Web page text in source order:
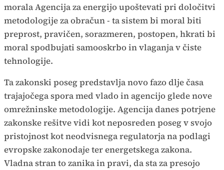
morala Agencija za energijo upoštevati pri določitvi
metodologije za obračun - ta sistem bi moral biti
preprost, pravičen, sorazmeren, postopen, hkrati bi
moral spodbujati samooskrbo in vlaganja v čiste
tehnologije.
Ta zakonski poseg predstavlja novo fazo dlje časa
trajajočega spora med vlado in agencijo glede nove
omrežninske metodologije. Agencija danes potrjene
zakonske rešitve vidi kot neposreden poseg v svojo
pristojnost kot neodvisnega regulatorja na podlagi
evropske zakonodaje ter energetskega zakona.
Vladna stran to zanika in pravi, da sta za presojo